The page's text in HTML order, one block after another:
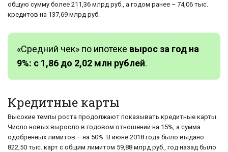
общую сумму более 211,36 млрд руб., а годом ранее – 74,06 тыс.
кредитов на 137,69 млрд руб.
«Средний чек» по ипотеке вырос за год на
9%: с 1,86 до 2,02 млн рублей.
Кредитные карты
Высокие темпы роста продолжают показывать кредитные карты.
Число новых выросло в годовом отношении на 15%, а сумма
одобренных лимитов – на 50%. В июне 2018 года было выдано
822,50 тыс. карт с общим лимитом 59,88 млрд руб., год назад было